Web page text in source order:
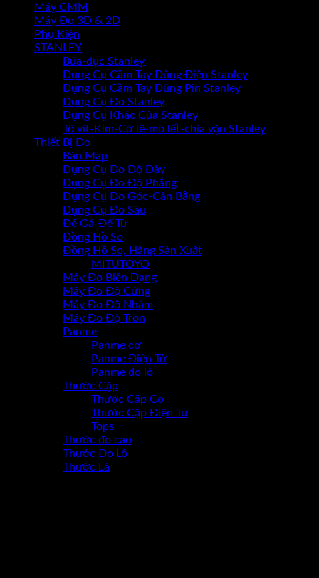
Máy CMM
Máy Đo 3D & 2D
Phụ Kiện
STANLEY
Búa-đục Stanley
Dụng Cụ Cầm Tay Dùng Điện Stanley
Dụng Cụ Cầm Tay Dùng Pin Stanley
Dụng Cụ Đo Stanley
Dụng Cụ Khác Của Stanley
Tô vit-Kìm-Cờ lê-mỏ lết-chìa vặn Stanley
Thiết Bị Đo
Bàn Map
Dụng Cụ Đo Độ Dày
Dụng Cụ Đo Độ Phẳng
Dụng Cụ Đo Góc-Cân Bằng
Dụng Cụ Đo Sâu
Đế Gá-Đế Từ
Đồng Hồ So
Đồng Hồ So, Hãng Sản Xuất
MITUTOYO
Máy Đo Biên Dạng
Máy Đo Độ Cứng
Máy Đo Đô Nhám
Máy Đo Độ Tròn
Panme
Panme cơ
Panme Điện Tử
Panme đo lỗ
Thước Cặp
Thước Cặp Cơ
Thước Cặp Điện Tử
Tops
Thước đo cao
Thước Đo Lỗ
Thước Lá